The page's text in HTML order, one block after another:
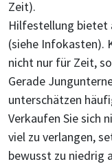
Zeit).
Hilfestellung bietet
(siehe Infokasten).
nicht nur für Zeit,
Gerade
unterschätzen
Verkaufen Sie sich
viel zu verlangen,
bewusst zu niedrig